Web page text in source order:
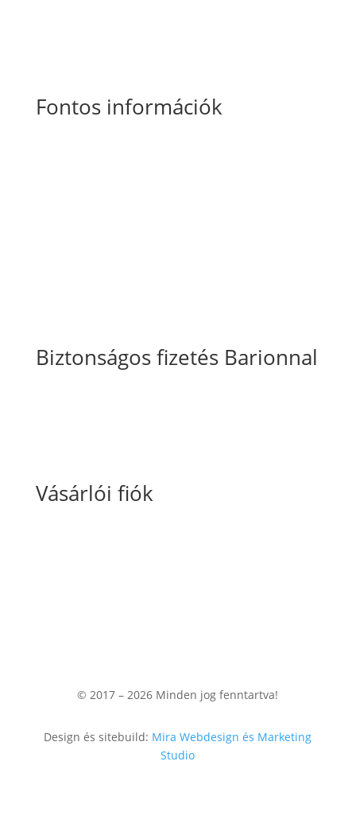
Fontos információk
Biztonságos fizetés Barionnal
Vásárlói fiók
© 2017 – 2026 Minden jog fenntartva!
Design és sitebuild: Mira Webdesign és Marketing
Studio